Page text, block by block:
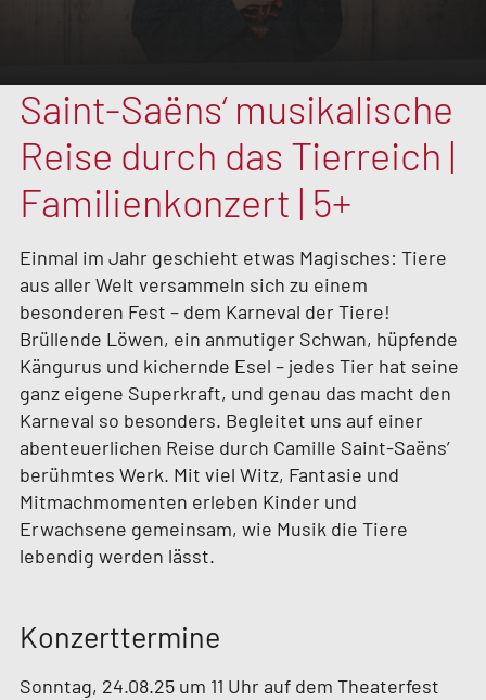
Saint-Saëns‘ musikalische
Reise durch das Tierreich |
Familienkonzert | 5+
Einmal im Jahr geschieht etwas Magisches: Tiere
aus aller Welt versammeln sich zu einem
besonderen Fest – dem Karneval der Tiere!
Brüllende Löwen, ein anmutiger Schwan, hüpfende
Kängurus und kichernde Esel – jedes Tier hat seine
ganz eigene Superkraft, und genau das macht den
Karneval so besonders. Begleitet uns auf einer
abenteuerlichen Reise durch Camille Saint-Saëns’
berühmtes Werk. Mit viel Witz, Fantasie und
Mitmachmomenten erleben Kinder und
Erwachsene gemeinsam, wie Musik die Tiere
lebendig werden lässt.
Konzerttermine
Sonntag, 24.08.25 um 11 Uhr auf dem Theaterfest